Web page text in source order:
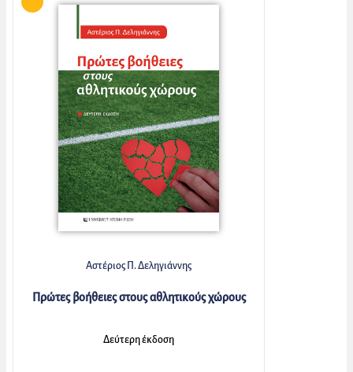
Αστέριος Π. Δεληγιάννης
Πρώτες βοήθειες στους αθλητικούς χώρους
Δεύτερη έκδοση